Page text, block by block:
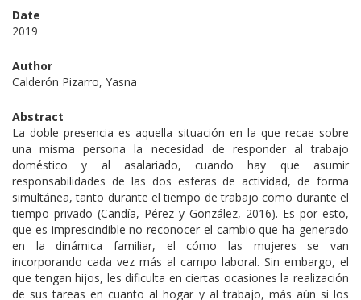
Date
2019
Author
Calderón Pizarro, Yasna
Abstract
La doble presencia es aquella situación en la que recae sobre
una misma persona la necesidad de responder al trabajo
doméstico y al asalariado, cuando hay que asumir
responsabilidades de las dos esferas de actividad, de forma
simultánea, tanto durante el tiempo de trabajo como durante el
tiempo privado (Candía, Pérez y González, 2016). Es por esto,
que es imprescindible no reconocer el cambio que ha generado
en la dinámica familiar, el cómo las mujeres se van
incorporando cada vez más al campo laboral. Sin embargo, el
que tengan hijos, les dificulta en ciertas ocasiones la realización
de sus tareas en cuanto al hogar y al trabajo, más aún si los